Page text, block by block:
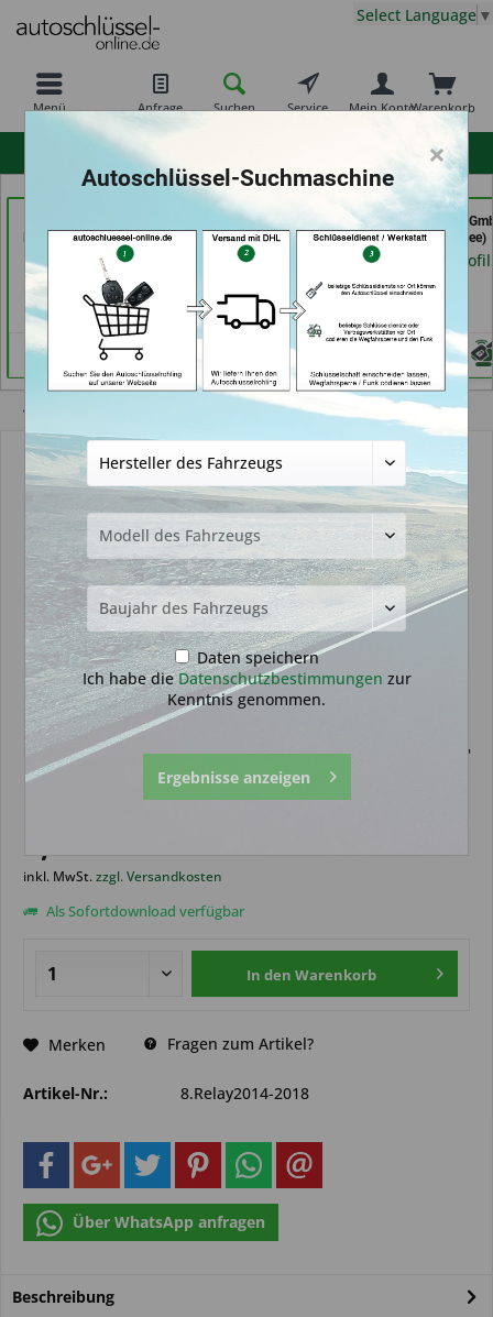
Menü Anfrage Suchen Service Warenkorb
Mein Konto
Select Language ▼
Possienke (in Bremen)
Händlerprofil
Calenberger
Schlüssedienst (in
Hannover)
Autohaus Patz
(in Rot am See)
Händlerprofil
Biedienungsanleitung geeignet für
Citroen Relay 2014-2018
0,49 € *
inkl. MwSt.zzgl. Versandkosten
Als Sofortdownload verfügbar
In den Warenkorb
Merken Fragen zum Artikel?
Artikel-Nr.: 8.Relay2014-2018
Über WhatsApp anfragen
Beschreibung
×
Autoschlüssel-Suchmaschine
Daten speichern
Ich habe dieDatenschutzbestimmungen zur
Kenntnis genommen.
Ergebnisse anzeigen